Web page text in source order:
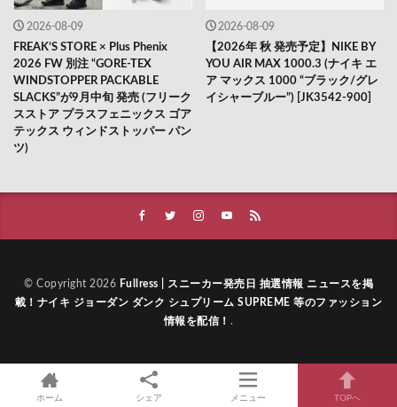
2026-08-09
FREAK’S STORE × Plus Phenix
2026 FW 別注 “GORE-TEX
WINDSTOPPER PACKABLE
SLACKS”が9月中旬 発売 (フリーク
スストア プラスフェニックス ゴア
テックス ウィンドストッパー パン
ツ)
2026-08-09
【2026年 秋 発売予定】NIKE BY
YOU AIR MAX 1000.3 (ナイキ エ
ア マックス 1000 “ブラック/グレ
イシャーブルー”) [JK3542-900]
© Copyright 2026 Fullress | スニーカー発売日 抽選情報 ニュースを掲
載！ナイキ ジョーダン ダンク シュプリーム SUPREME 等のファッション
情報を配信！ .
ホーム シェア メニュー TOPへ